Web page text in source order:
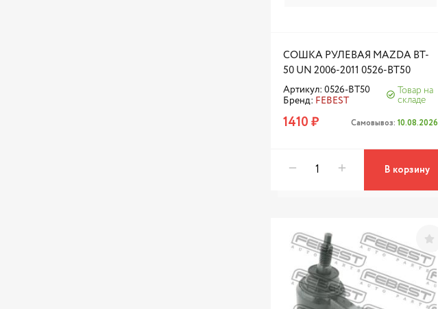
СОШКА РУЛЕВАЯ MAZDA BT-
50 UN 2006-2011 0526-BT50
Артикул: 0526-BT50
Бренд: FEBEST
Товар на
складе
1410 ₽ Самовывоз: 10.08.2026
В корзину